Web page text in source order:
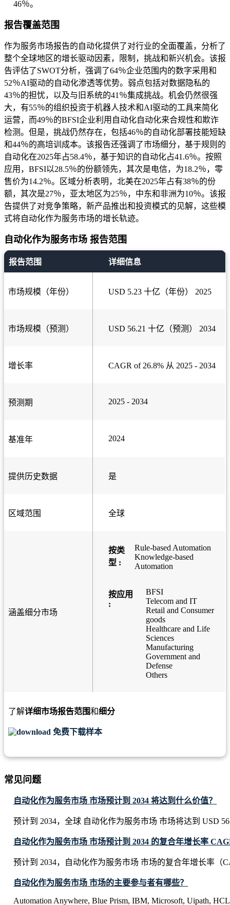
46％。
报告覆盖范围
作为服务市场报告的自动化提供了对行业的全面覆盖，分析了
整个全球地区的增长驱动因素，限制，挑战和新兴机会。该报
告评估了SWOT分析，强调了64％企业范围内的数字采用和
52％AI驱动的自动化渗透等优势。弱点包括对数据隐私的
43％的担忧，以及与旧系统的41％集成挑战。机会仍然很强
大，有55％的组织投资于机器人技术和AI驱动的工具来简化
运营，而49％的BFSI企业利用自动化自动化来合规性和欺诈
检测。但是，挑战仍然存在，包括46％的自动化部署技能短缺
和44％的高培训成本。该报告还强调了市场细分，基于规则的
自动化在2025年占58.4％，基于知识的自动化占41.6％。按照
应用，BFSI以28.5％的份额领先，其次是电信，为18.2％，零
售价为14.2％。区域分析表明，北美在2025年占有38％的份
额，其次是27％，亚太地区为25％，中东和非洲为10％。该报
告提供了对竞争策略，新产品推出和投资模式的见解，这些模
式将自动化作为服务市场的增长轨迹。
自动化作为服务市场 报告范围
报告范围 详细信息
市场规模（年份） USD 5.23 十亿（年份） 2025
市场规模（预测） USD 56.21 十亿（预测） 2034
增长率 CAGR of 26.8% 从 2025 - 2034
预测期 2025 - 2034
基准年 2024
提供历史数据 是
区域范围 全球
涵盖细分市场
按类
型 :
Rule-based Automation
Knowledge-based
Automation
按应用
:
BFSI
Telecom and IT
Retail and Consumer
goods
Healthcare and Life
Sciences
Manufacturing
Government and
Defense
Others
了解详细市场报告范围和细分
免费下载样本
常见问题
自动化作为服务市场 市场预计到 2034 将达到什么价值？
预计到 2034，全球 自动化作为服务市场 市场将达到 USD
自动化作为服务市场 市场预计到 2034 的复合年增长率
预计到 2034，自动化作为服务市场 市场的复合年增长率（
自动化作为服务市场 市场的主要参与者有哪些？
Automation Anywhere, Blue Prism, IBM, Microsoft, Uipath,